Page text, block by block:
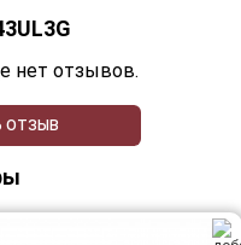
нет отзывов.
ОТЗЫВ